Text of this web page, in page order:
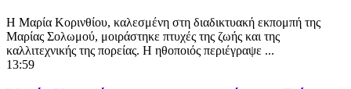
Η Μαρία Κορινθίου, καλεσμένη στη διαδικτυακή εκπομπή της
Μαρίας Σολωμού, μοιράστηκε πτυχές της ζωής και της
καλλιτεχνικής της πορείας. Η ηθοποιός περιέγραψε ...
13:59